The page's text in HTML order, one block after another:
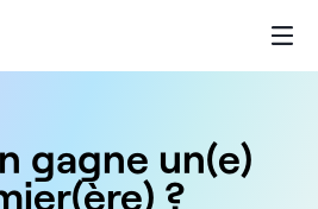
gagne un(e)
?